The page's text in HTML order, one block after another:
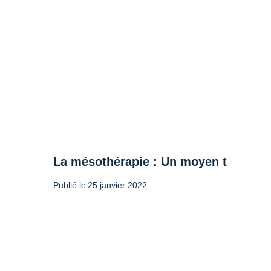
La mésothérapie : Un moyen
Publié le 25 janvier 2022